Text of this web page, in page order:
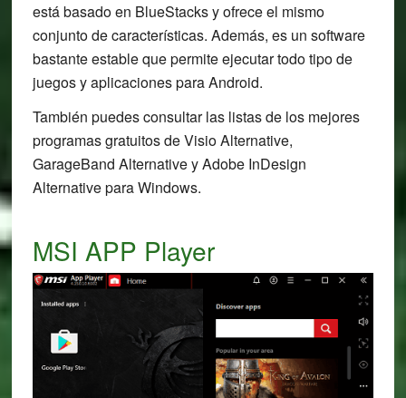
está basado en BlueStacks y ofrece el mismo
conjunto de características. Además, es un software
bastante estable que permite ejecutar todo tipo de
juegos y aplicaciones para Android.
También puedes consultar las listas de los mejores
programas gratuitos de Visio Alternative,
GarageBand Alternative y Adobe InDesign
Alternative para Windows.
MSI APP Player